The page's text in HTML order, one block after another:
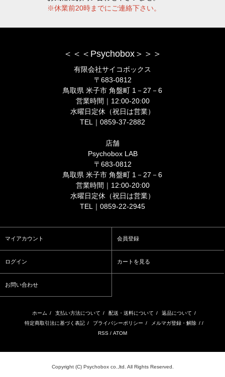
※休業前20時までにご連絡下さい。
＜＜＜Psychobox＞＞＞
有限会社サイコボックス
〒683-0812
鳥取県 米子市 角盤町 1－27－6
営業時間｜12:00-20:00
水曜日定休（祝日は営業）
TEL｜0859-37-2882
店舗
Psychobox LAB
〒683-0812
鳥取県 米子市 角盤町 1－27－6
営業時間｜12:00-20:00
水曜日定休（祝日は営業）
TEL｜0859-22-2945
マイアカウント 会員登録
ログイン カートを見る
お問い合わせ
ホーム / 支払い方法について / 配送・送料について / 返品について /
特定商取引法に基づく表記 / プライバシーポリシー / メルマガ登録・解除 / /
RSS / ATOM
Copyright (C) Psychobox co.,ltd. All Rights Reserved.